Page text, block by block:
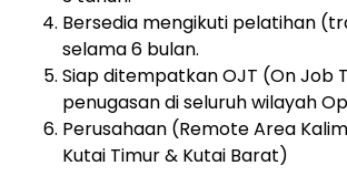
Bersedia mengikuti pelatihan
selama 6 bulan.
Siap ditempatkan OJT (On Job
penugasan di seluruh wilayah
Perusahaan (Remote Area
Kutai Timur & Kutai Barat)